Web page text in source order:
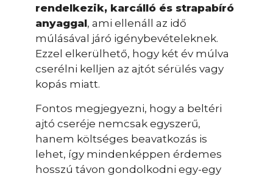
rendelkezik, karcálló és strapabíró
anyaggal, ami ellenáll az idő
múlásával járó igénybevételeknek.
Ezzel elkerülhető, hogy két év múlva
cserélni kelljen az ajtót sérülés vagy
kopás miatt.
Fontos megjegyezni, hogy a beltéri
ajtó cseréje nemcsak egyszerű,
hanem költséges beavatkozás is
lehet, így mindenképpen érdemes
hosszú távon gondolkodni egy-egy